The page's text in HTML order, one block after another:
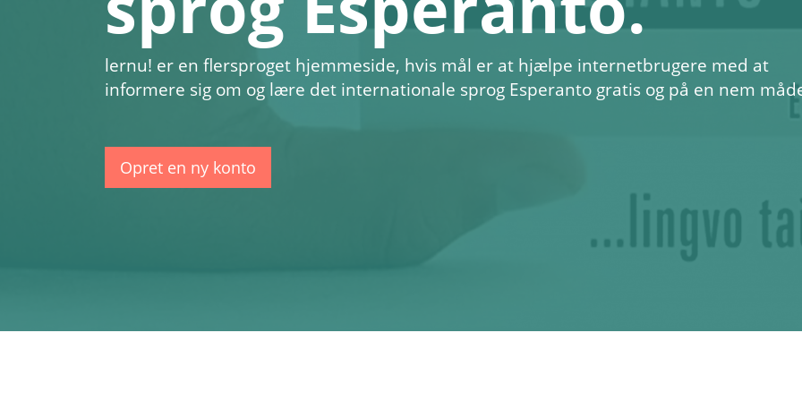
lernu! er en flersproget hjemmeside, hvis mål er at hjælpe internetbrugere med at
informere sig om og lære det internationale sprog Esperanto gratis og på en nem
Opret en ny konto